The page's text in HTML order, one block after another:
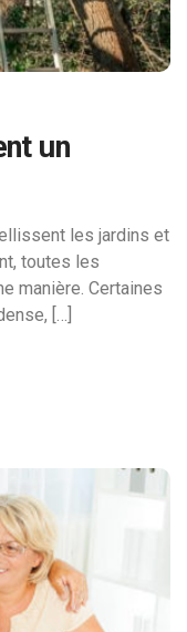
un
les jardins et
toutes les
manière. Certaines
[…]